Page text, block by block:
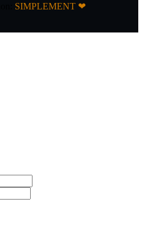
SIMPLEMENT ❤